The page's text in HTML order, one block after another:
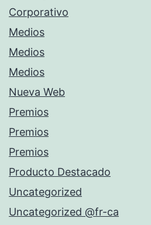
Corporativo
Medios
Medios
Medios
Nueva Web
Premios
Premios
Premios
Producto Destacado
Uncategorized
Uncategorized @fr-ca